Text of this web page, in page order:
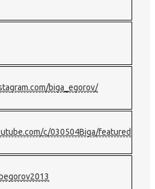
biga_egorov/
c/030504Biga/featured